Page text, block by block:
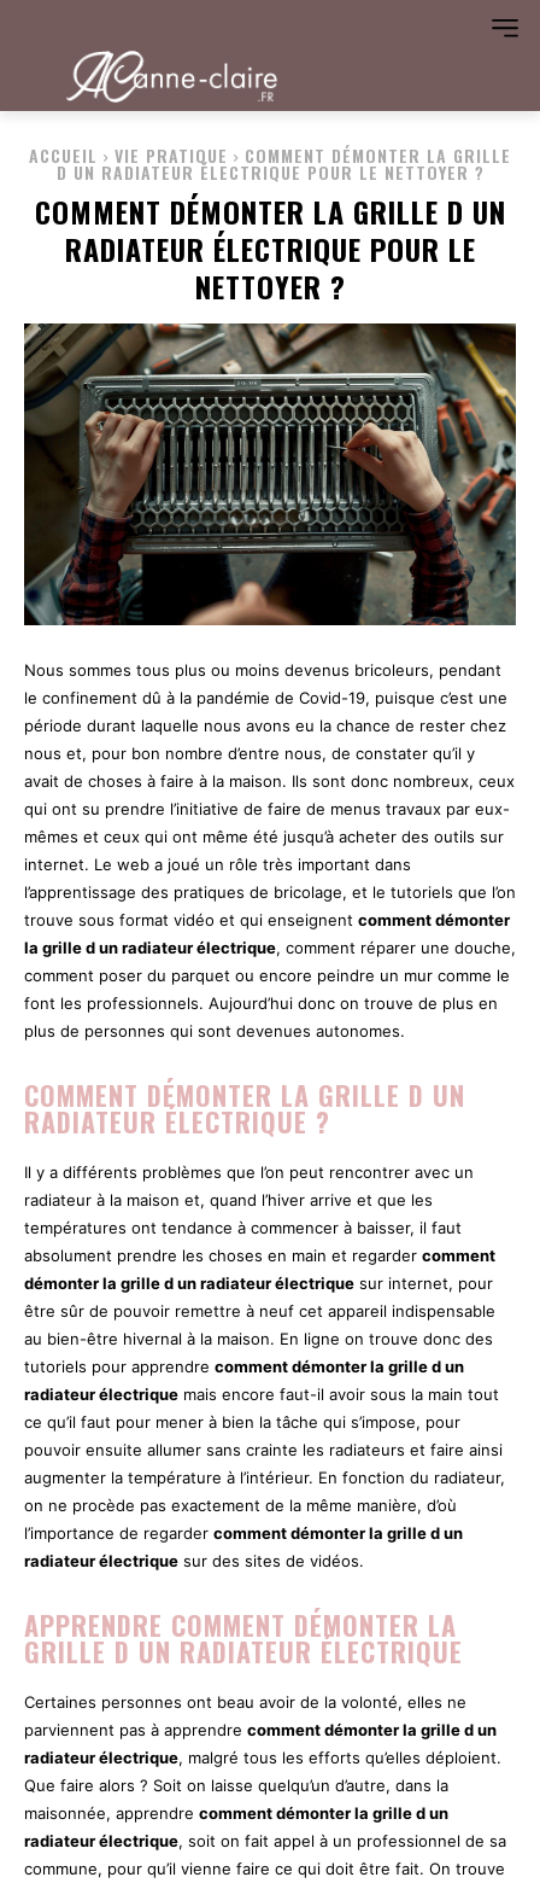
ACCUEIL VIE PRATIQUE COMMENT DÉMONTER LA GRILLE
D UN RADIATEUR ÉLECTRIQUE POUR LE NETTOYER ?
COMMENT DÉMONTER LA GRILLE D UN
RADIATEUR ÉLECTRIQUE POUR LE
NETTOYER ?
Nous sommes tous plus ou moins devenus bricoleurs, pendant
le confinement dû à la pandémie de Covid-19, puisque c’est une
période durant laquelle nous avons eu la chance de rester chez
nous et, pour bon nombre d’entre nous, de constater qu’il y
avait de choses à faire à la maison. Ils sont donc nombreux, ceux
qui ont su prendre l’initiative de faire de menus travaux par eux-
mêmes et ceux qui ont même été jusqu’à acheter des outils sur
internet. Le web a joué un rôle très important dans
l’apprentissage des pratiques de bricolage, et le tutoriels que l’on
trouve sous format vidéo et qui enseignent comment démonter
la grille d un radiateur électrique, comment réparer une douche,
comment poser du parquet ou encore peindre un mur comme le
font les professionnels. Aujourd’hui donc on trouve de plus en
plus de personnes qui sont devenues autonomes.
COMMENT DÉMONTER LA GRILLE D UN
RADIATEUR ÉLECTRIQUE ?
Il y a différents problèmes que l’on peut rencontrer avec un
radiateur à la maison et, quand l’hiver arrive et que les
températures ont tendance à commencer à baisser, il faut
absolument prendre les choses en main et regarder comment
démonter la grille d un radiateur électrique sur internet, pour
être sûr de pouvoir remettre à neuf cet appareil indispensable
au bien-être hivernal à la maison. En ligne on trouve donc des
tutoriels pour apprendre comment démonter la grille d un
radiateur électrique mais encore faut-il avoir sous la main tout
ce qu’il faut pour mener à bien la tâche qui s’impose, pour
pouvoir ensuite allumer sans crainte les radiateurs et faire ainsi
augmenter la température à l’intérieur. En fonction du radiateur,
on ne procède pas exactement de la même manière, d’où
l’importance de regarder comment démonter la grille d un
radiateur électrique sur des sites de vidéos.
APPRENDRE COMMENT DÉMONTER LA
GRILLE D UN RADIATEUR ÉLECTRIQUE
Certaines personnes ont beau avoir de la volonté, elles ne
parviennent pas à apprendre comment démonter la grille d un
radiateur électrique, malgré tous les efforts qu’elles déploient.
Que faire alors ? Soit on laisse quelqu’un d’autre, dans la
maisonnée, apprendre comment démonter la grille d un
radiateur électrique, soit on fait appel à un professionnel de sa
commune, pour qu’il vienne faire ce qui doit être fait. On trouve